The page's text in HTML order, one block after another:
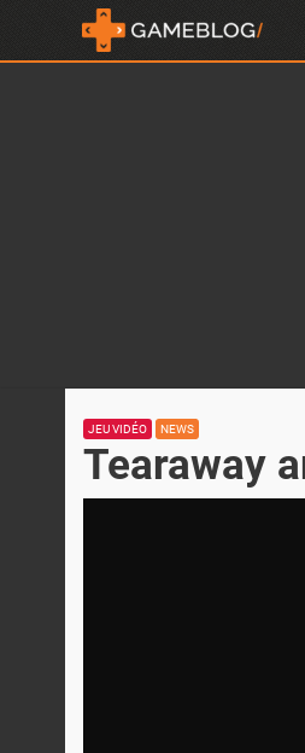
JEU VIDÉO NEWS
Tearaway